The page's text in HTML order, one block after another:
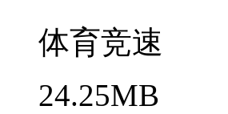
体育竞速
24.25MB